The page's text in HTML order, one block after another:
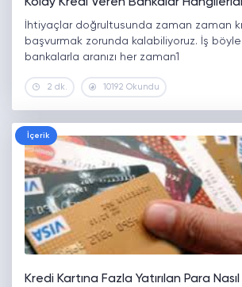
İhtiyaçlar doğrultusunda zaman zaman
başvurmak zorunda kalabiliyoruz. İş
bankalarla aranızı her zaman1
2 dk. 10192 Okundu
İçerik
Kredi Kartına Fazla Yatırılan Para Nasıl